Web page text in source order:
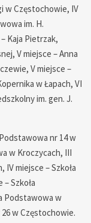
w Częstochowie, IV
im. H.
Kaja Pietrzak,
V miejsce – Anna
V miejsce –
w Łapach, VI
im. gen. J.
nr 14 w
w Kroczycach, III
miejsce – Szkoła
Szkoła
Podstawowa w
w Częstochowie.